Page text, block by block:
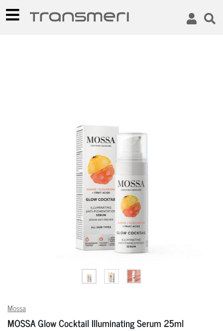
Mossa
MOSSA Glow Cocktail Illuminating Serum 25ml